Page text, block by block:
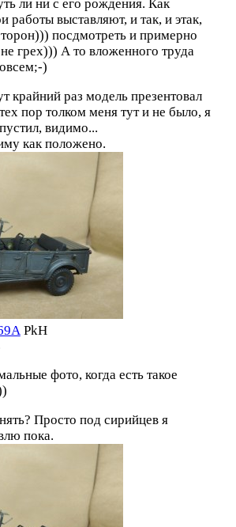
ли ни с его рождения. Как
работы выставляют, и так, и этак,
посдмотреть и примерно
грех))) А то вложенного труда
)
крайний раз модель презентовал
пор толком меня тут и не было, я
видимо...
как положено.
PkH
фото, когда есть такое
Просто под сирийцев я
пока.